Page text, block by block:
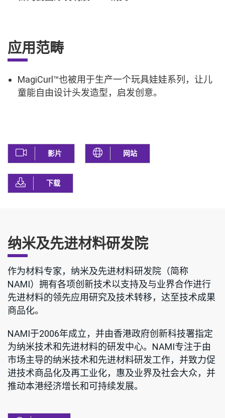
应用范畴
MagiCurl™也被用于生产一个玩具娃娃系列，让儿
童能自由设计头发造型，启发创意。
影片 网站
下载
纳米及先进材料研发院
作为材料专家，纳米及先进材料研发院（简称
NAMI）拥有各项创新技术以支持及与业界合作进行
先进材料的领先应用研究及技术转移，达至技术成果
商品化。
NAMI于2006年成立，并由香港政府创新科技署指定
为纳米技术和先进材料的研发中心。NAMI专注于由
市场主导的纳米技术和先进材料研发工作，并致力促
进技术商品化及再工业化，惠及业界及社会大众，并
推动本港经济增长和可持续发展。